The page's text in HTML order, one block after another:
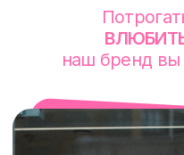
Сакко и Ванцетти, 99
+7 (922) 030-63-11
с 10-00 до 21-00
смотреть в Яндекс. Картах